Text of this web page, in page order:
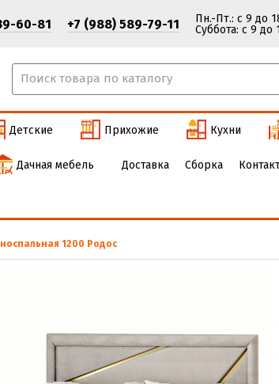
60-81 +7 (988) 589-79-11
Пн.-Пт.: с 9 до
Cуббота: с 9 до
Детские Прихожие Кухни
Дачная мебель Доставка Сборка
1200 Родос